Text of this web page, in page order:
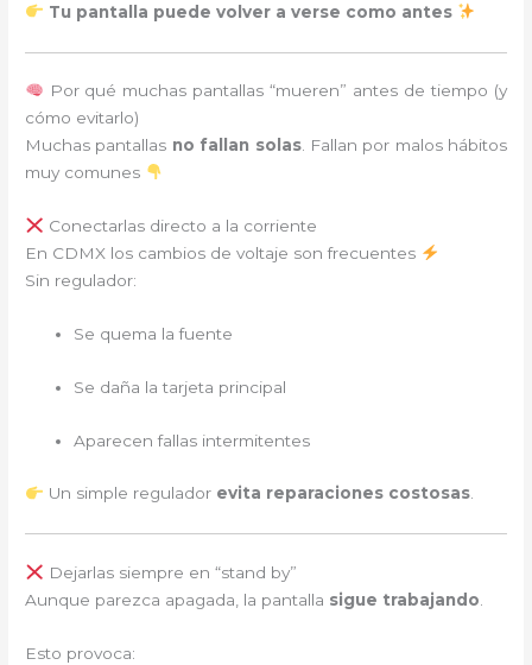
Tu pantalla puede volver a verse como antes
Por qué muchas pantallas “mueren” antes de tiempo (y
cómo evitarlo)
Muchas pantallas no fallan solas. Fallan por malos hábitos
muy comunes
Conectarlas directo a la corriente
En CDMX los cambios de voltaje son frecuentes
Sin regulador:
Se quema la fuente
Se daña la tarjeta principal
Aparecen fallas intermitentes
Un simple regulador evita reparaciones costosas.
Dejarlas siempre en “stand by”
Aunque parezca apagada, la pantalla sigue trabajando
Esto provoca: